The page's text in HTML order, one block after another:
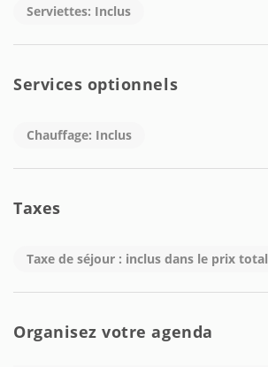
Serviettes: Inclus
Services optionnels
Chauffage: Inclus
Taxes
Taxe de séjour : inclus dans le prix total
Organisez votre agenda